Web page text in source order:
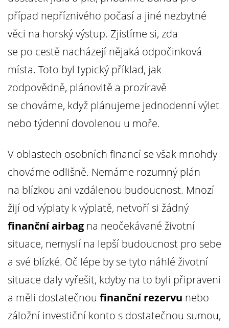
případ nepříznivého počasí a jiné nezbytné
věci na horský výstup. Zjistíme si, zda
se po cestě nacházejí nějaká odpočinková
místa. Toto byl typický příklad, jak
zodpovědně, plánovitě a prozíravě
se chováme, když plánujeme jednodenní výlet
nebo týdenní dovolenou u moře.
V oblastech osobních financí se však mnohdy
chováme odlišně. Nemáme rozumný plán
na blízkou ani vzdálenou budoucnost. Mnozí
žijí od výplaty k výplatě, netvoří si žádný
finanční airbag na neočekávané životní
situace, nemyslí na lepší budoucnost pro sebe
a své blízké. Oč lépe by se tyto náhlé životní
situace daly vyřešit, kdyby na to byli připraveni
a měli dostatečnou finanční rezervu nebo
záložní investiční konto s dostatečnou sumou,